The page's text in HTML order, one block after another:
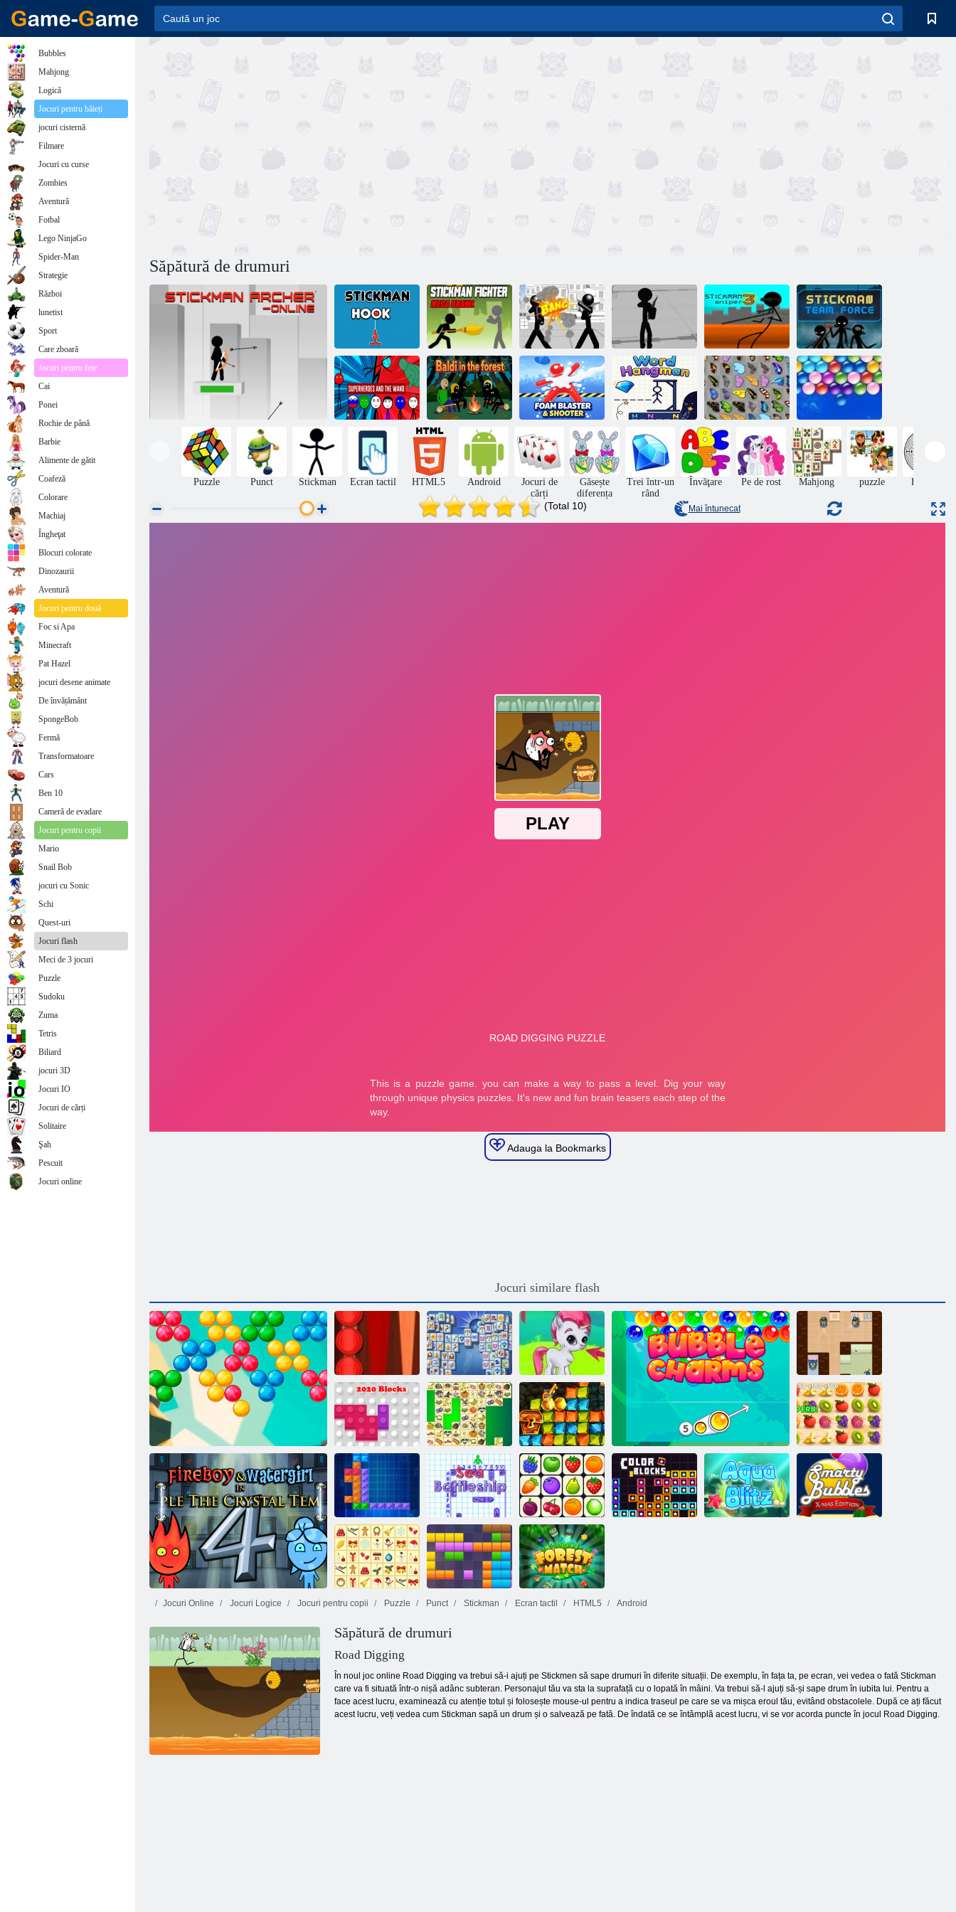
Săpătură de drumuri
Stickman Hook
Stickman
Fighter Mega
Brawl
Stickman
luptând 3d
Shootter cu
pistol 3D
Stickman Sniper
3
Forța echipei
StickMan
Supereroii și
Bagheta
Baldi în pădure
Spumă Blaster
& Shooter
Cuvântul
spânzurat
Butterfly Kyodai
Bubbles fără
Puzzle Punct Stickman Ecran tactil HTML5 Android
Jocuri de
cărți
Găsește
diferența
Trei într-un
rând
Învăţare Pe de rost Mahjong puzzle Labirint
(Total 10) Mai întunecat
Adauga la Bookmarks
Jocuri similare flash
Bubble Shooter Infinitului
Clasic joc de
table
Mahjong
Fortuna
Gemes cu bule James Sneaky
2020 blocuri Kris Mahjong
Foc si Apa 4
Goana după aur
din vânătoare de
comori
Dash suculent
Tentrix
De mare
Battleship
Onet Connect
Kris-Mas
Mahjong
11x11 blocuri
Jocuri Online Jocuri Logice Jocuri pentru copii Puzzle Punct Stickman Ecran tactil HTML5 Android
Săpătură de drumuri
Road Digging
În noul joc online Road Digging va trebui să-i ajuți pe Stickmen să sape drumuri în diferite situații. De exemplu, în fața ta, pe ecran, vei vedea o fată Stickman
care va fi situată într-o nișă adânc subteran. Personajul tău va sta la suprafață cu o lopată în mâini. Va trebui să-l ajuți să-și sape drum în iubita lui. Pentru a
face acest lucru, examinează cu atenție totul și folosește mouse-ul pentru a indica traseul pe care se va mișca eroul tău, evitând obstacolele. După ce ați făcut
acest lucru, veți vedea cum Stickman sapă un drum și o salvează pe fată. De îndată ce se întâmplă acest lucru, vi se vor acorda puncte în jocul Road Digging.
Bubbles
Mahjong
Logică
Jocuri pentru băieți
jocuri cisternă
Filmare
Jocuri cu curse
Zombies
Aventură
Fotbal
Lego NinjaGo
Spider-Man
Strategie
Război
lunetist
Sport
Care zboară
Jocuri pentru fete
Cai
Ponei
Rochie de până
Barbie
Alimente de gătit
Coafeză
Colorare
Machiaj
Îngheţat
Blocuri colorate
Dinozaurii
Aventură
Jocuri pentru două
Foc si Apa
Minecraft
Pat Hazel
jocuri desene animate
De învățământ
SpongeBob
Fermă
Transformatoare
Cars
Ben 10
Cameră de evadare
Jocuri pentru copii
Mario
Snail Bob
jocuri cu Sonic
Schi
Quest-uri
Jocuri flash
Meci de 3 jocuri
Puzzle
Sudoku
Zuma
Tetris
Biliard
jocuri 3D
Jocuri IO
Jocuri de cărți
Solitaire
Şah
Pescuit
Jocuri online